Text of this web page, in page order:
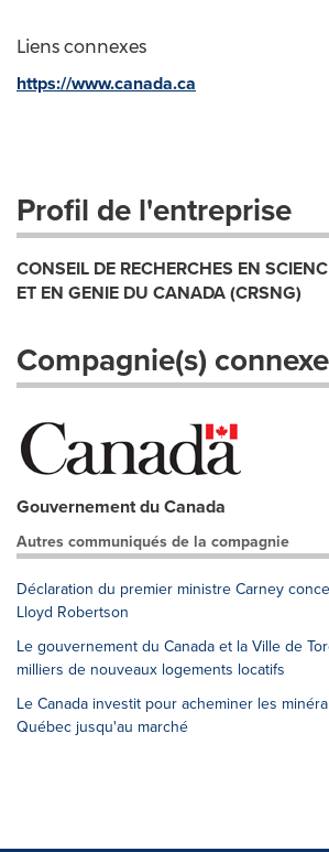
Liens connexes
https://www.canada.ca
Profil de l'entreprise
CONSEIL DE RECHERCHES EN
ET EN GENIE DU CANADA (CRSNG)
Compagnie(s)
Gouvernement du Canada
Autres communiqués de la compagnie
Déclaration du premier ministre Carney
Lloyd Robertson
Le gouvernement du Canada et la Ville de
milliers de nouveaux logements locatifs
Le Canada investit pour acheminer les
Québec jusqu'au marché